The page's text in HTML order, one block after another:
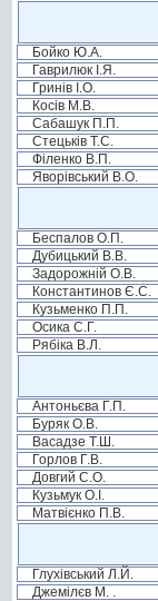
Бойко Ю.А.
Гаврилюк І.Я.
Гринів І.О.
Косів М.В.
Сабашук П.П.
Стецьків Т.С.
Філенко В.П.
Яворівський В.О.
Беспалов О.П.
Дубицький В.В.
Задорожній О.В.
Константинов Є.С.
Кузьменко П.П.
Осика С.Г.
Рябіка В.Л.
Антоньєва Г.П.
Буряк О.В.
Васадзе Т.Ш.
Горлов Г.В.
Довгий С.О.
Кузьмук О.І.
Матвієнко П.В.
Глухівський Л.Й.
Джемілєв М. .